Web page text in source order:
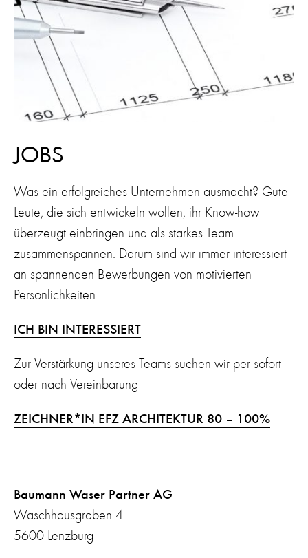
JOBS
Was ein erfolgreiches Unternehmen ausmacht? Gute
Leute, die sich entwickeln wollen, ihr Know-how
überzeugt einbringen und als starkes Team
zusammenspannen. Darum sind wir immer interessiert
an spannenden Bewerbungen von motivierten
Persönlichkeiten.
ICH BIN INTERESSIERT
Zur Verstärkung unseres Teams suchen wir per sofort
oder nach Vereinbarung
ZEICHNER*IN EFZ ARCHITEKTUR 80 – 100%
Baumann Waser Partner AG
Waschhausgraben 4
5600 Lenzburg